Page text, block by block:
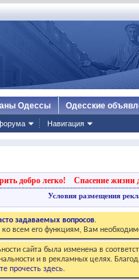
Навигация
Одессы Одесские
добро легко! Спасение жизни
Условия размещения
задаваемых вопросов.
ко всем его функциям, Вам
сайта была изменена в
и в рекламных целях.
прочесть здесь.